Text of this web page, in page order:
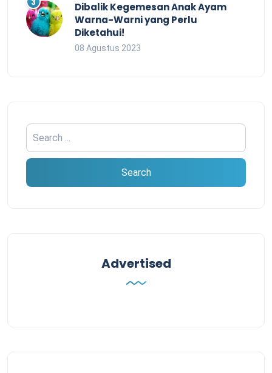
Dibalik Kegemesan Anak Ayam
Warna-Warni yang Perlu
Diketahui!
08 Agustus 2023
Advertised